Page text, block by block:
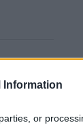
Information
or
γνωστή η
τον